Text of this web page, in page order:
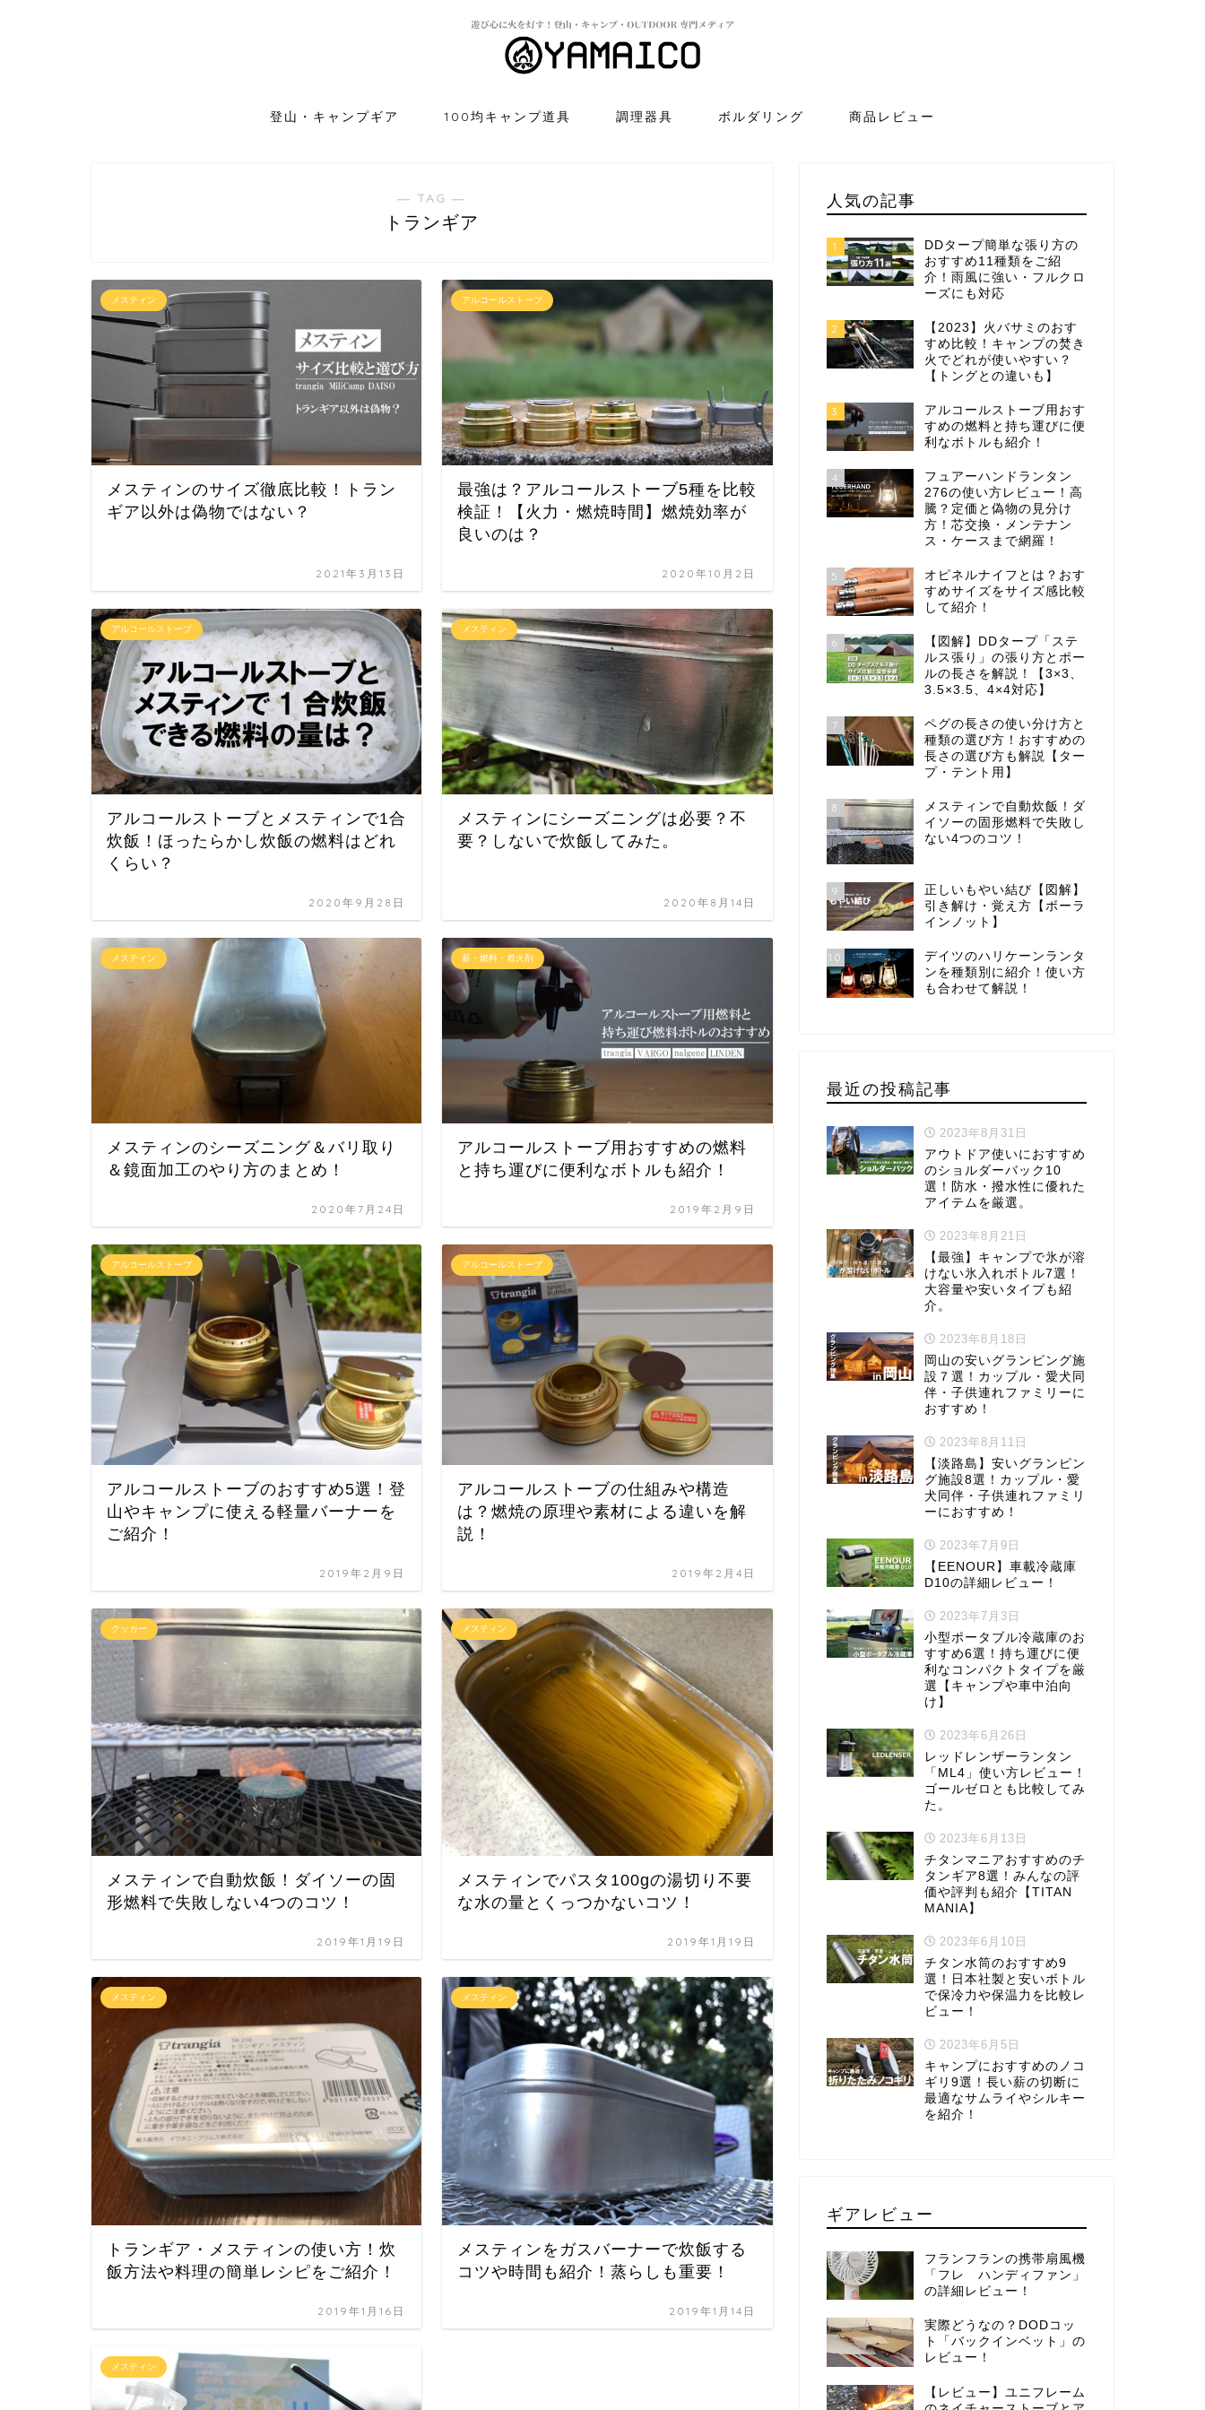
登山・キャンプギア 100均キャンプ道具 調理器具 ボルダリング 商品レビュー
― TAG ―
トランギア
メスティン
メスティンのサイズ徹底比較！トラン
ギア以外は偽物ではない？
2021年3月13日
アルコールストーブ
最強は？アルコールストーブ5種を比較
検証！【火力・燃焼時間】燃焼効率が
良いのは？
2020年10月2日
アルコールストーブ
アルコールストーブとメスティンで1合
炊飯！ほったらかし炊飯の燃料はどれ
くらい？
2020年9月28日
メスティン
メスティンにシーズニングは必要？不
要？しないで炊飯してみた。
2020年8月14日
メスティン
メスティンのシーズニング＆バリ取り
＆鏡面加工のやり方のまとめ！
2020年7月24日
薪・燃料・着火剤
アルコールストーブ用おすすめの燃料
と持ち運びに便利なボトルも紹介！
2019年2月9日
アルコールストーブ
アルコールストーブのおすすめ5選！登
山やキャンプに使える軽量バーナーを
ご紹介！
2019年2月9日
アルコールストーブ
アルコールストーブの仕組みや構造
は？燃焼の原理や素材による違いを解
説！
2019年2月4日
クッカー
メスティンで自動炊飯！ダイソーの固
形燃料で失敗しない4つのコツ！
2019年1月19日
メスティン
メスティンでパスタ100gの湯切り不要
な水の量とくっつかないコツ！
2019年1月19日
メスティン
トランギア・メスティンの使い方！炊
飯方法や料理の簡単レシピをご紹介！
2019年1月16日
メスティン
メスティンをガスバーナーで炊飯する
コツや時間も紹介！蒸らしも重要！
2019年1月14日
メスティン
人気の記事
1
DDタープ簡単な張り方の
おすすめ11種類をご紹
介！雨風に強い・フルクロ
ーズにも対応
2
【2023】火バサミのおす
すめ比較！キャンプの焚き
火でどれが使いやすい？
【トングとの違いも】
3
アルコールストーブ用おす
すめの燃料と持ち運びに便
利なボトルも紹介！
4
フュアーハンドランタン
276の使い方レビュー！高
騰？定価と偽物の見分け
方！芯交換・メンテナン
ス・ケースまで網羅！
5
オピネルナイフとは？おす
すめサイズをサイズ感比較
して紹介！
6
【図解】DDタープ「ステ
ルス張り」の張り方とポー
ルの長さを解説！【3×3、
3.5×3.5、4×4対応】
7
ペグの長さの使い分け方と
種類の選び方！おすすめの
長さの選び方も解説【ター
プ・テント用】
8
メスティンで自動炊飯！ダ
イソーの固形燃料で失敗し
ない4つのコツ！
9
正しいもやい結び【図解】
引き解け・覚え方【ボーラ
インノット】
10
デイツのハリケーンランタ
ンを種類別に紹介！使い方
も合わせて解説！
最近の投稿記事
2023年8月31日
アウトドア使いにおすすめ
のショルダーバック10
選！防水・撥水性に優れた
アイテムを厳選。
2023年8月21日
【最強】キャンプで氷が溶
けない氷入れボトル7選！
大容量や安いタイプも紹
介。
2023年8月18日
岡山の安いグランピング施
設７選！カップル・愛犬同
伴・子供連れファミリーに
おすすめ！
2023年8月11日
【淡路島】安いグランピン
グ施設8選！カップル・愛
犬同伴・子供連れファミリ
ーにおすすめ！
2023年7月9日
【EENOUR】車載冷蔵庫
D10の詳細レビュー！
2023年7月3日
小型ポータブル冷蔵庫のお
すすめ6選！持ち運びに便
利なコンパクトタイプを厳
選【キャンプや車中泊向
け】
2023年6月26日
レッドレンザーランタン
「ML4」使い方レビュー！
ゴールゼロとも比較してみ
た。
2023年6月13日
チタンマニアおすすめのチ
タンギア8選！みんなの評
価や評判も紹介【TITAN
MANIA】
2023年6月10日
チタン水筒のおすすめ9
選！日本社製と安いボトル
で保冷力や保温力を比較レ
ビュー！
2023年6月5日
キャンプにおすすめのノコ
ギリ9選！長い薪の切断に
最適なサムライやシルキー
を紹介！
ギアレビュー
フランフランの携帯扇風機
「フレ ハンディファン」
の詳細レビュー！
実際どうなの？DODコッ
ト「バックインベット」の
レビュー！
【レビュー】ユニフレーム